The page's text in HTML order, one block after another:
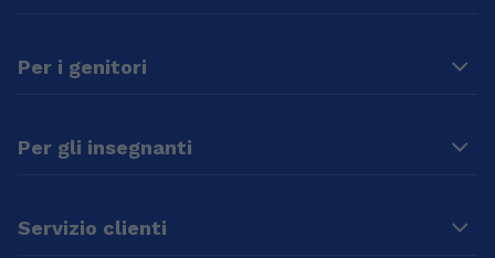
Per i genitori
Per gli insegnanti
Servizio clienti